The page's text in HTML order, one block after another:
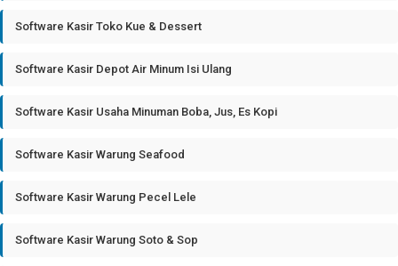
Software Kasir Toko Kue & Dessert
Software Kasir Depot Air Minum Isi Ulang
Software Kasir Usaha Minuman Boba, Jus, Es Kopi
Software Kasir Warung Seafood
Software Kasir Warung Pecel Lele
Software Kasir Warung Soto & Sop